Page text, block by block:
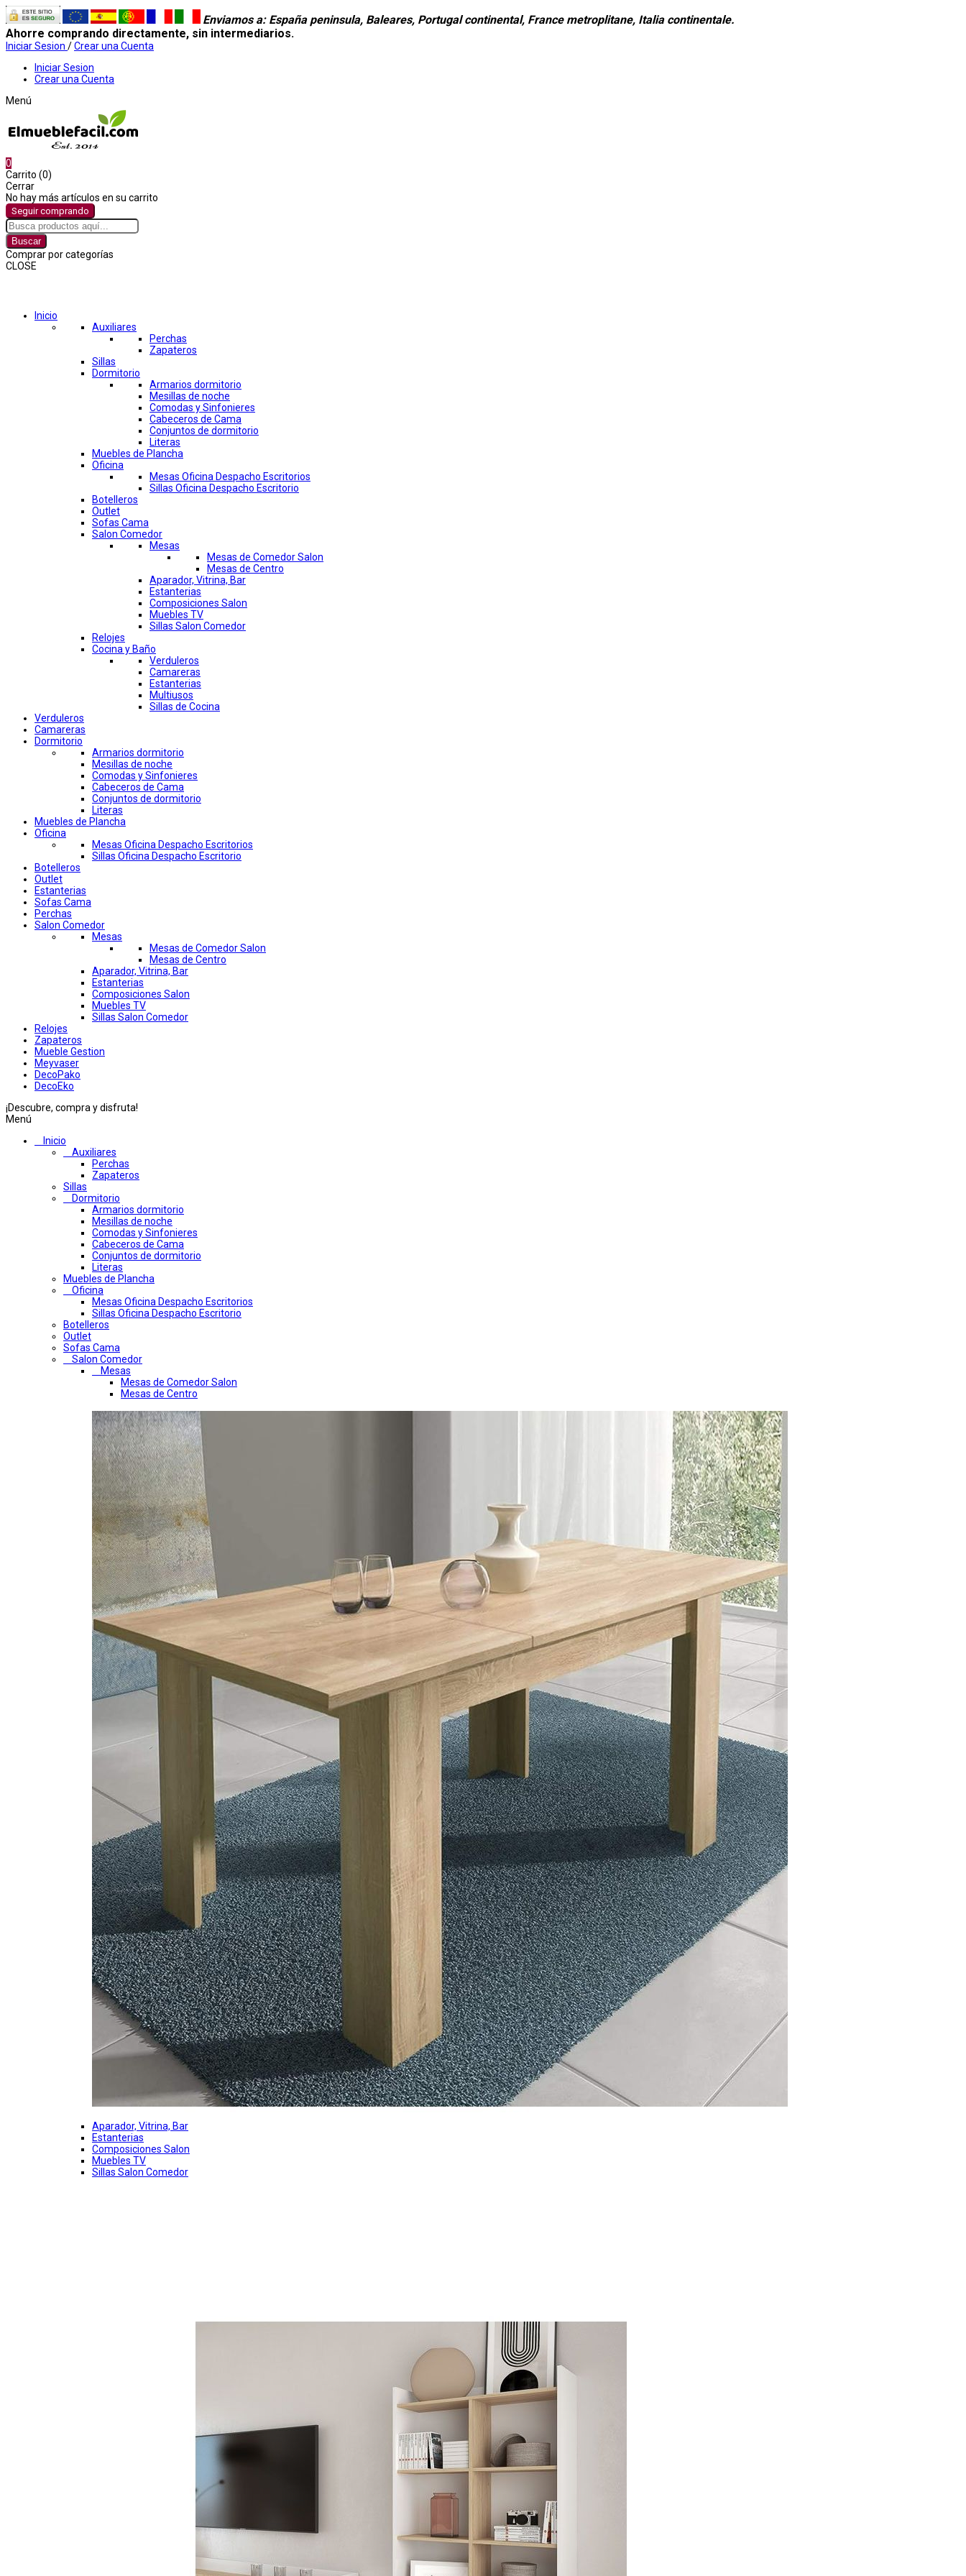
Enviamos a: España peninsula, Baleares, Portugal continental, France metroplitane, Italia continentale.
Ahorre comprando directamente, sin intermediarios.
Iniciar Sesion /Crear una Cuenta
Iniciar Sesion
Crear una Cuenta
Menú
0
Carrito (0)
Cerrar
No hay más artículos en su carrito
Seguir comprando
Buscar
Comprar por categorías
CLOSE
Inicio
Auxiliares
Perchas
Zapateros
Sillas
Dormitorio
Armarios dormitorio
Mesillas de noche
Comodas y Sinfonieres
Cabeceros de Cama
Conjuntos de dormitorio
Literas
Muebles de Plancha
Oficina
Mesas Oficina Despacho Escritorios
Sillas Oficina Despacho Escritorio
Botelleros
Outlet
Sofas Cama
Salon Comedor
Mesas
Mesas de Comedor Salon
Mesas de Centro
Aparador, Vitrina, Bar
Estanterias
Composiciones Salon
Muebles TV
Sillas Salon Comedor
Relojes
Cocina y Baño
Verduleros
Camareras
Estanterias
Multiusos
Sillas de Cocina
Verduleros
Camareras
Dormitorio
Armarios dormitorio
Mesillas de noche
Comodas y Sinfonieres
Cabeceros de Cama
Conjuntos de dormitorio
Literas
Muebles de Plancha
Oficina
Mesas Oficina Despacho Escritorios
Sillas Oficina Despacho Escritorio
Botelleros
Outlet
Estanterias
Sofas Cama
Perchas
Salon Comedor
Mesas
Mesas de Comedor Salon
Mesas de Centro
Aparador, Vitrina, Bar
Estanterias
Composiciones Salon
Muebles TV
Sillas Salon Comedor
Relojes
Zapateros
Mueble Gestion
Meyvaser
DecoPako
DecoEko
¡Descubre, compra y disfruta!
Menú
Inicio
Auxiliares
Perchas
Zapateros
Sillas
Dormitorio
Armarios dormitorio
Mesillas de noche
Comodas y Sinfonieres
Cabeceros de Cama
Conjuntos de dormitorio
Literas
Muebles de Plancha
Oficina
Mesas Oficina Despacho Escritorios
Sillas Oficina Despacho Escritorio
Botelleros
Outlet
Sofas Cama
Salon Comedor
Mesas
Mesas de Comedor Salon
Mesas de Centro
Aparador, Vitrina, Bar
Estanterias
Composiciones Salon
Muebles TV
Sillas Salon Comedor